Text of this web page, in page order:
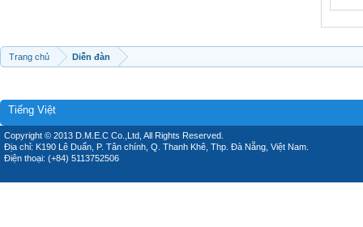
Trang chủ Diễn đàn
Tiếng Việt
Copyright © 2013 D.M.E.C Co.,Ltd, All Rights Reserved.
Địa chỉ: K190 Lê Duẩn, P. Tân chính, Q. Thanh Khê, Thp. Đà Nẵng, Việt Nam.
Điện thoại: (+84) 5113752506